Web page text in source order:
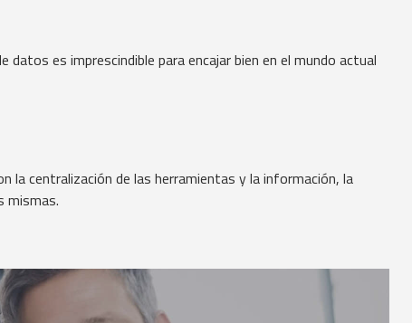
es imprescindible para encajar bien en el mundo actual
la centralización de las herramientas y la información, la
mismas.